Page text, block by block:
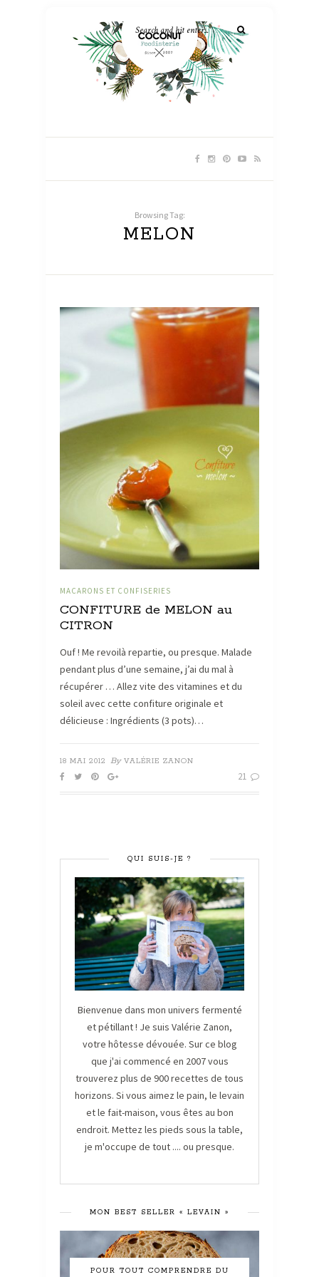
Browsing Tag:
MELON
MACARONS ET CONFISERIES
CONFITURE de MELON au
CITRON
Ouf ! Me revoilà repartie, ou presque. Malade
pendant plus d’une semaine, j’ai du mal à
récupérer … Allez vite des vitamines et du
soleil avec cette confiture originale et
délicieuse : Ingrédients (3 pots)…
18 MAI 2012 By VALÉRIE ZANON
21
QUI SUIS-JE ?
Bienvenue dans mon univers fermenté
et pétillant ! Je suis Valérie Zanon,
votre hôtesse dévouée. Sur ce blog
que j'ai commencé en 2007 vous
trouverez plus de 900 recettes de tous
horizons. Si vous aimez le pain, le levain
et le fait-maison, vous êtes au bon
endroit. Mettez les pieds sous la table,
je m'occupe de tout .... ou presque.
MON BEST SELLER « LEVAIN »
POUR TOUT COMPRENDRE DU